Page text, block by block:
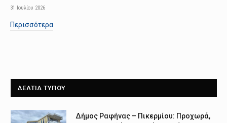
31 Ιουλίου 2026
Περισσότερα
ΔΕΛΤΙΑ ΤΥΠΟΥ
Δήμος Ραφήνας – Πικερμίου: Προχωρά,